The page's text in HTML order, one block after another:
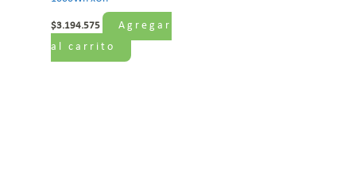
$3.194.575
Agregar
al carrito